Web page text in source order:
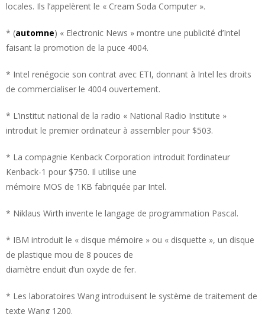
locales. Ils l’appelèrent le « Cream Soda Computer ».
* (automne) « Electronic News » montre une publicité d’Intel
faisant la promotion de la puce 4004.
* Intel renégocie son contrat avec ETI, donnant à Intel les droits
de commercialiser le 4004 ouvertement.
* L’institut national de la radio « National Radio Institute »
introduit le premier ordinateur à assembler pour $503.
* La compagnie Kenback Corporation introduit l’ordinateur
Kenback-1 pour $750. Il utilise une
mémoire MOS de 1KB fabriquée par Intel.
* Niklaus Wirth invente le langage de programmation Pascal.
* IBM introduit le « disque mémoire » ou « disquette », un disque
de plastique mou de 8 pouces de
diamètre enduit d’un oxyde de fer.
* Les laboratoires Wang introduisent le système de traitement de
texte Wang 1200.